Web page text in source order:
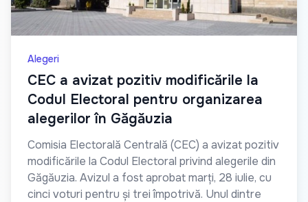
Alegeri
CEC a avizat pozitiv modificările la
Codul Electoral pentru organizarea
alegerilor în Găgăuzia
Comisia Electorală Centrală (CEC) a avizat pozitiv
modificările la Codul Electoral privind alegerile din
Găgăuzia. Avizul a fost aprobat marți, 28 iulie, cu
cinci voturi pentru și trei împotrivă. Unul dintre